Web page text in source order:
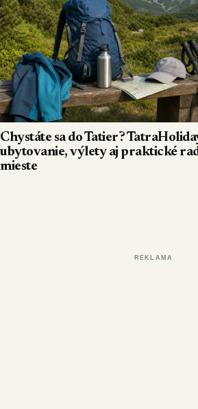
Chystáte sa do Tatier?
ubytovanie, výlety aj praktické
mieste
REKLAMA